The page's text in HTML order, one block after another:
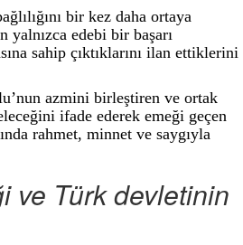
bir kez daha ortaya
edebi bir başarı
sahip çıktıklarını ilan ettiklerini
azmini birleştiren ve ortak
ifade ederek emeği geçen
rahmet, minnet ve saygıyla
ve Türk devletinin